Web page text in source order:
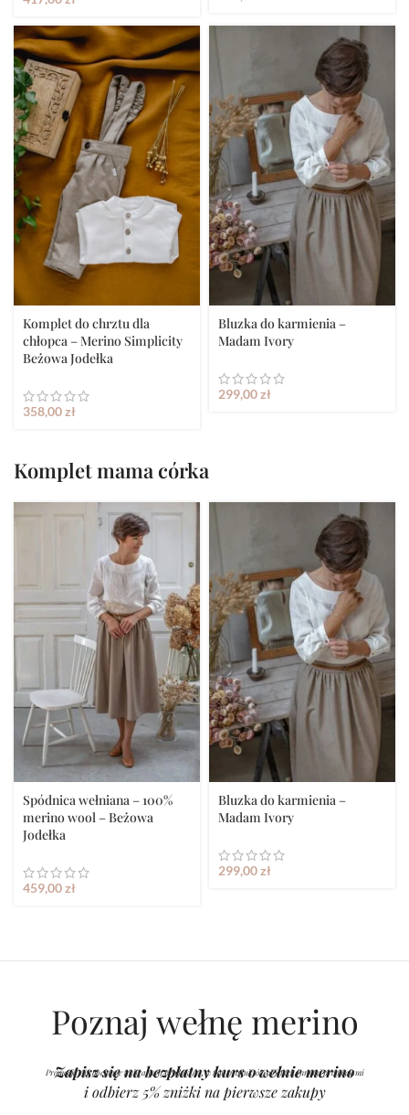
Komplet do chrztu dla
chłopca – Merino Simplicity
Beżowa Jodełka
358,00zł
Bluzka do karmienia –
Madam Ivory
299,00zł
Komplet mama córka
Spódnica wełniana – 100%
merino wool – Beżowa
Jodełka
459,00zł
Bluzka do karmienia –
Madam Ivory
299,00zł
Poznaj wełnę merino
Zapisz się na bezpłatny kurs o wełnie merino
i odbierz 5% zniżki na pierwsze zakupy
Promocja nie obejmuje wybranych produktów, w tym produktów objętych innymi promocjami